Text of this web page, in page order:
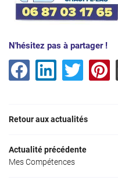
Services
Actualités
Contact
N'hésitez pas à partager !
Retour aux actualités
Actualité précédente
Mes Compétences